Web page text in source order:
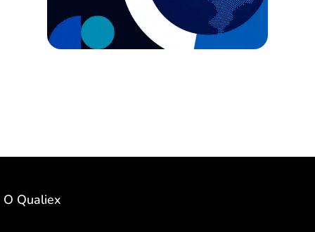
O Qualiex